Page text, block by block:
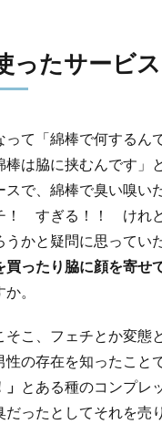
ったサービ
って「綿棒で何するん
棒は脇に挟むんです」
スで、綿棒で臭い嗅い
！ すぎる！！ けれ
うかと疑問に思ってい
買ったり脇に顔を寄せ
。
そこ、フェチとか変態
性の存在を知ったこと
とある種のコンプレ
だったとしてそれを売